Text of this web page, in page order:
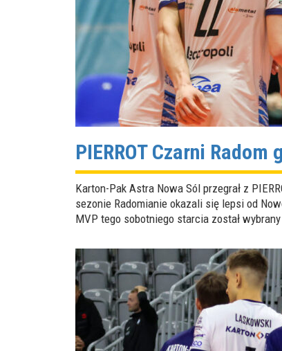
PIERROT Czarni Radom
Karton-Pak Astra Nowa Sól przegrał z
sezonie Radomianie okazali się lepsi od
MVP tego sobotniego starcia został